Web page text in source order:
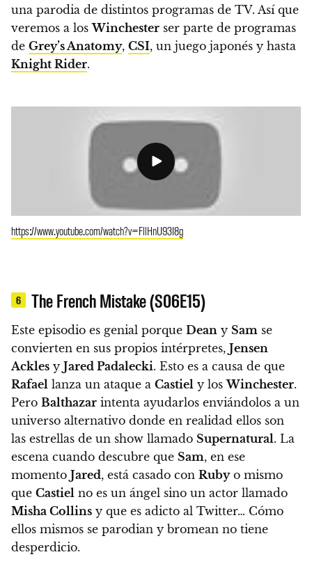
una parodia de distintos programas de TV. Así que
veremos a losWinchester ser parte de programas
de Grey’s Anatomy, CSI, un juego japonés y hasta
Knight Rider.
https://www.youtube.com/watch?v=FllHnU93I8g
6 The French Mistake (S06E15)
Este episodio es genial porque Dean y Sam se
convierten en sus propios intérpretes, Jensen
Ackles y Jared Padalecki. Esto es a causa de que
Rafael lanza un ataque a Castiel y losWinchester.
Pero Balthazar intenta ayudarlos enviándolos a un
universo alternativo donde en realidad ellos son
las estrellas de un show llamado Supernatural. La
escena cuando descubre que Sam, en ese
momento Jared, está casado con Rubyo mismo
que Castiel no es un ángel sino un actor llamado
Misha Collins y que es adicto al Twitter… Cómo
ellos mismos se parodian y bromean no tiene
desperdicio.